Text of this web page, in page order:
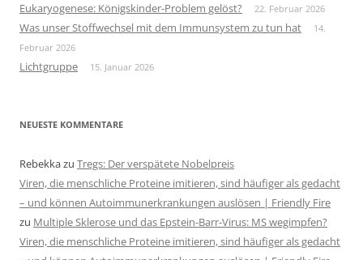
Eukaryogenese: Königskinder-Problem gelöst? 22. Februar 2026
Was unser Stoffwechsel mit dem Immunsystem zu tun hat
14.
Februar 2026
Lichtgruppe 15. Januar 2026
NEUESTE KOMMENTARE
Rebekkazu Tregs: Der verspätete Nobelpreis
Viren, die menschliche Proteine imitieren, sind häufiger als gedacht
– und können Autoimmunerkrankungen auslösen | Friendly Fire
zu Multiple Sklerose und das Epstein-Barr-Virus: MS wegimpfen?
Viren, die menschliche Proteine imitieren, sind häufiger als gedacht